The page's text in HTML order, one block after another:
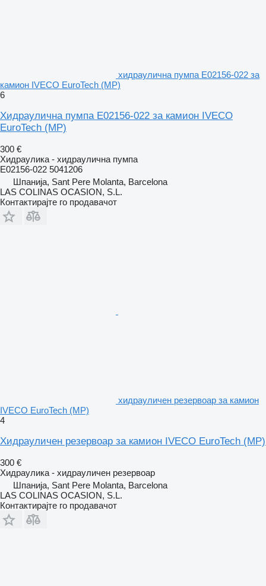
хидраулична пумпа E02156-022 за
камион IVECO EuroTech (MP)
6
Хидраулична пумпа E02156-022 за камион IVECO
EuroTech (MP)
300 €
Хидраулика - хидраулична пумпа
E02156-022 5041206
Шпанија, Sant Pere Molanta, Barcelona
LAS COLINAS OCASION, S.L.
Контактирајте го продавачот
хидрауличен резервоар за камион
IVECO EuroTech (MP)
4
Хидрауличен резервоар за камион IVECO EuroTech (MP)
300 €
Хидраулика - хидрауличен резервоар
Шпанија, Sant Pere Molanta, Barcelona
LAS COLINAS OCASION, S.L.
Контактирајте го продавачот